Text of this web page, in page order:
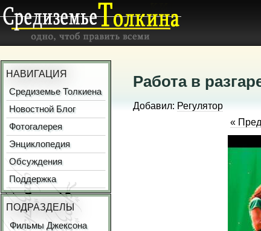
НАВИГАЦИЯ
Средиземье Толкиена
Новостной Блог
Фотогалерея
Энциклопедия
Обсуждения
Поддержка
ПОДРАЗДЕЛЫ
Фильмы Джексона
Работа в
Добавил: Регулятор
«